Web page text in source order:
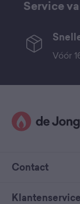
Service
Vóór
Contact
Klantenservice